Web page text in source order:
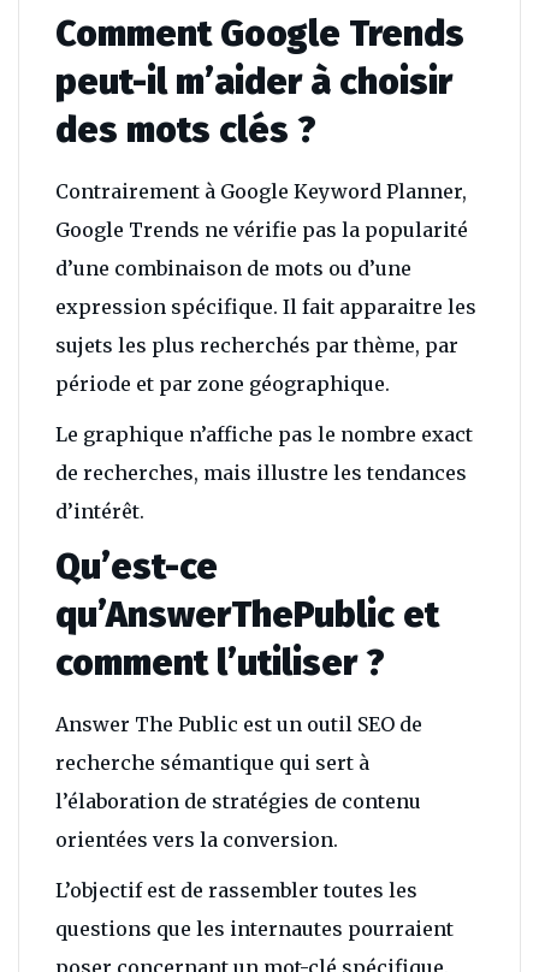
Comment Google Trends
peut-il m’aider à choisir
des mots clés ?
Contrairement à Google Keyword Planner,
Google Trends ne vérifie pas la popularité
d’une combinaison de mots ou d’une
expression spécifique. Il fait apparaitre les
sujets les plus recherchés par thème, par
période et par zone géographique.
Le graphique n’affiche pas le nombre exact
de recherches, mais illustre les tendances
d’intérêt.
Qu’est-ce
qu’AnswerThePublic et
comment l’utiliser ?
Answer The Public est un outil SEO de
recherche sémantique qui sert à
l’élaboration de stratégies de contenu
orientées vers la conversion.
L’objectif est de rassembler toutes les
questions que les internautes pourraient
poser concernant un mot-clé spécifique,